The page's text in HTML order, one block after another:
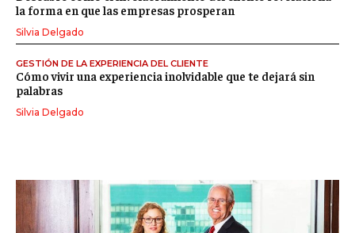
la forma en que las empresas prosperan
Silvia Delgado
GESTIÓN DE LA EXPERIENCIA DEL CLIENTE
Cómo vivir una experiencia inolvidable que te dejará sin
palabras
Silvia Delgado